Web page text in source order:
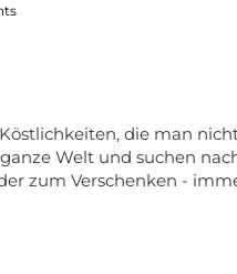
die man
Welt und suchen
zum Verschenken -